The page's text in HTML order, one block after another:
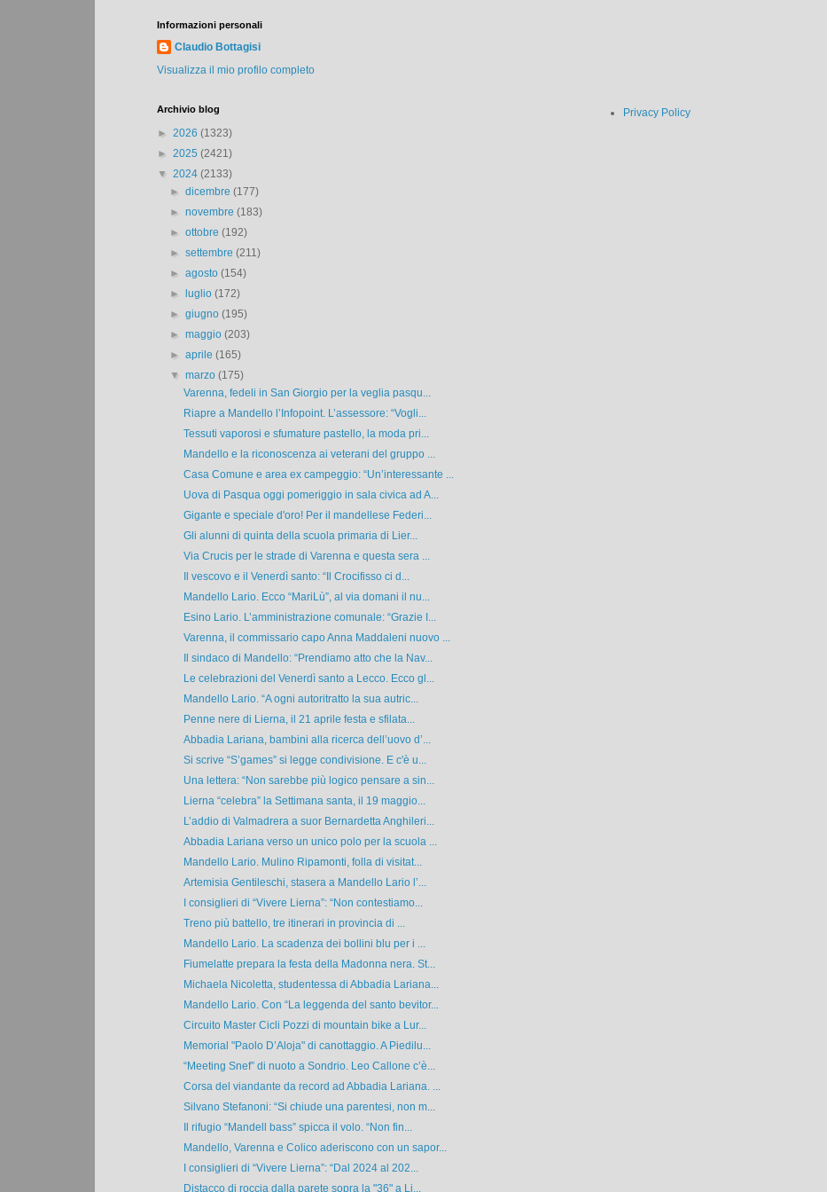
Informazioni personali
Claudio Bottagisi
Visualizza il mio profilo completo
Archivio blog
► 2026 (1323)
► 2025 (2421)
▼ 2024 (2133)
►dicembre(177)
►novembre(183)
►ottobre(192)
►settembre(211)
►agosto(154)
►
luglio(172)
►giugno(195)
►maggio(203)
►aprile(165)
▼marzo(175)
Varenna, fedeli in San Giorgio per la veglia pasqu...
Riapre a Mandello l’Infopoint. L’assessore: “Vogli...
Tessuti vaporosi e sfumature pastello, la moda pri...
Mandello e la riconoscenza ai veterani del gruppo ...
Casa Comune e area ex campeggio: “Un’interessante ...
Uova di Pasqua oggi pomeriggio in sala civica ad A...
Gigante e speciale d'oro! Per il mandellese Federi...
Gli alunni di quinta della scuola primaria di Lier...
Via Crucis per le strade di Varenna e questa sera ...
Il vescovo e il Venerdì santo: “Il Crocifisso ci d...
Mandello Lario. Ecco “MariLù”, al via domani il nu...
Esino Lario. L’amministrazione comunale: “Grazie I...
Varenna, il commissario capo Anna Maddaleni nuovo ...
Il sindaco di Mandello: “Prendiamo atto che la Nav...
Le celebrazioni del Venerdì santo a Lecco. Ecco gl...
Mandello Lario. “A ogni autoritratto la sua autric...
Penne nere di Lierna, il 21 aprile festa e sfilata...
Abbadia Lariana, bambini alla ricerca dell’uovo d’...
Si scrive “S’games” si legge condivisione. E c'è u...
Una lettera: “Non sarebbe più logico pensare a sin...
Lierna “celebra” la Settimana santa, il 19 maggio...
L’addio di Valmadrera a suor Bernardetta Anghileri...
Abbadia Lariana verso un unico polo per la scuola ...
Mandello Lario. Mulino Ripamonti, folla di visitat...
Artemisia Gentileschi, stasera a Mandello Lario l’...
I consiglieri di “Vivere Lierna”: “Non contestiamo...
Treno più battello, tre itinerari in provincia di ...
Mandello Lario. La scadenza dei bollini blu per i ...
Fiumelatte prepara la festa della Madonna nera. St...
Michaela Nicoletta, studentessa di Abbadia Lariana...
Mandello Lario. Con “La leggenda del santo bevitor...
Circuito Master Cicli Pozzi di mountain bike a Lur...
Memorial "Paolo D’Aloja" di canottaggio. A Piedilu...
“Meeting Snef” di nuoto a Sondrio. Leo Callone c’è...
Corsa del viandante da record ad Abbadia Lariana. ...
Silvano Stefanoni: “Si chiude una parentesi, non m...
Il rifugio “Mandell bass” spicca il volo. “Non fin...
Mandello, Varenna e Colico aderiscono con un sapor...
I consiglieri di “Vivere Lierna”: “Dal 2024 al 202...
Distacco di roccia dalla parete sopra la "36" a Li...
Privacy Policy